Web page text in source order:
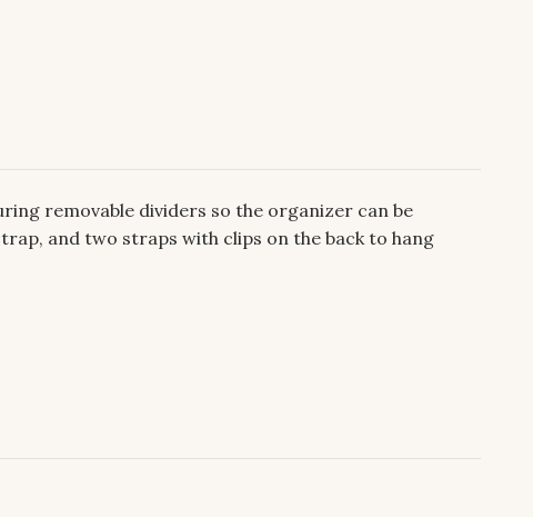
removable dividers so the organizer can be
and two straps with clips on the back to hang